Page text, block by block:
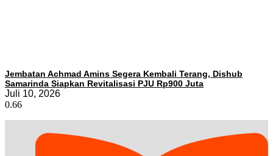
Jembatan Achmad Amins Segera Kembali Terang, Dishub
Samarinda Siapkan Revitalisasi PJU Rp900 Juta
Juli 10, 2026